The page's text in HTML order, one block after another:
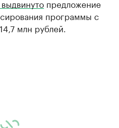
предложение
программы с
млн рублей.